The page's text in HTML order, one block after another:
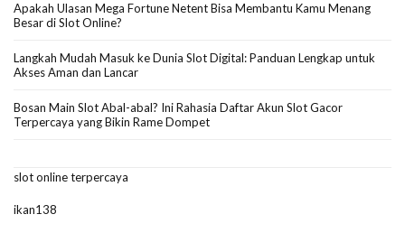
Apakah Ulasan Mega Fortune Netent Bisa Membantu Kamu Menang
Besar di Slot Online?
Langkah Mudah Masuk ke Dunia Slot Digital: Panduan Lengkap untuk
Akses Aman dan Lancar
Bosan Main Slot Abal-abal? Ini Rahasia Daftar Akun Slot Gacor
Terpercaya yang Bikin Rame Dompet
slot online terpercaya
ikan138